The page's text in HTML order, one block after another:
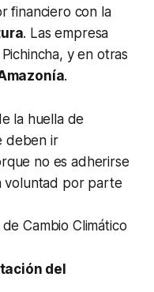
financiero con la
. Las empresa
y en otras
.
la huella de
deben ir
no es adherirse
voluntad por parte
Cambio Climático
del